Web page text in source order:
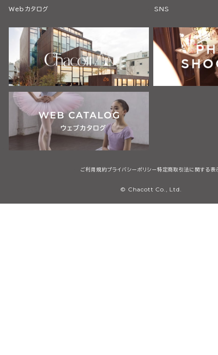
Webカタログ SNS
ご利用規約プライバシーポリシー特定商取引法に関する表
© Chacott Co., Ltd.